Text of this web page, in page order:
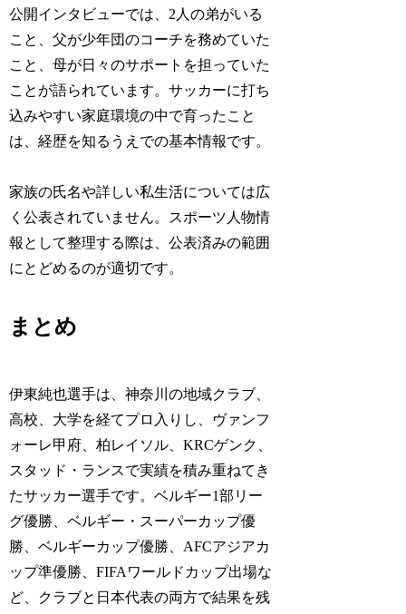
公開インタビューでは、2人の弟がいる
こと、父が少年団のコーチを務めていた
こと、母が日々のサポートを担っていた
ことが語られています。サッカーに打ち
込みやすい家庭環境の中で育ったこと
は、経歴を知るうえでの基本情報です。
家族の氏名や詳しい私生活については広
く公表されていません。スポーツ人物情
報として整理する際は、公表済みの範囲
にとどめるのが適切です。
まとめ
伊東純也選手は、神奈川の地域クラブ、
高校、大学を経てプロ入りし、ヴァンフ
ォーレ甲府、柏レイソル、KRCゲンク、
スタッド・ランスで実績を積み重ねてき
たサッカー選手です。ベルギー1部リー
グ優勝、ベルギー・スーパーカップ優
勝、ベルギーカップ優勝、AFCアジアカ
ップ準優勝、FIFAワールドカップ出場な
ど、クラブと日本代表の両方で結果を残